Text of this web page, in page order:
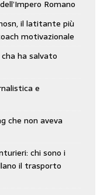
Romano
il latitante più
motivazionale
ha salvato
e
che non aveva
chi sono i
il trasporto